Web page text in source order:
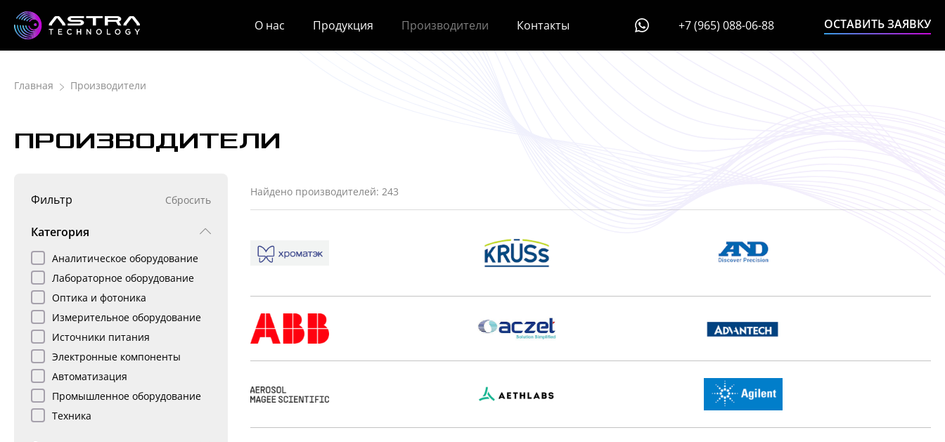
О нас Продукция Производители Контакты +7 (965) 088-06-88 ОСТАВИТЬ ЗАЯВКУ
Главная Производители
ПРОИЗВОДИТЕЛИ
Сбросить
Фильтр
Категория
Аналитическое оборудование
Лабораторное оборудование
Оптика и фотоника
Измерительное оборудование
Источники питания
Электронные компоненты
Автоматизация
Промышленное оборудование
Техника
Найдено производителей: 243